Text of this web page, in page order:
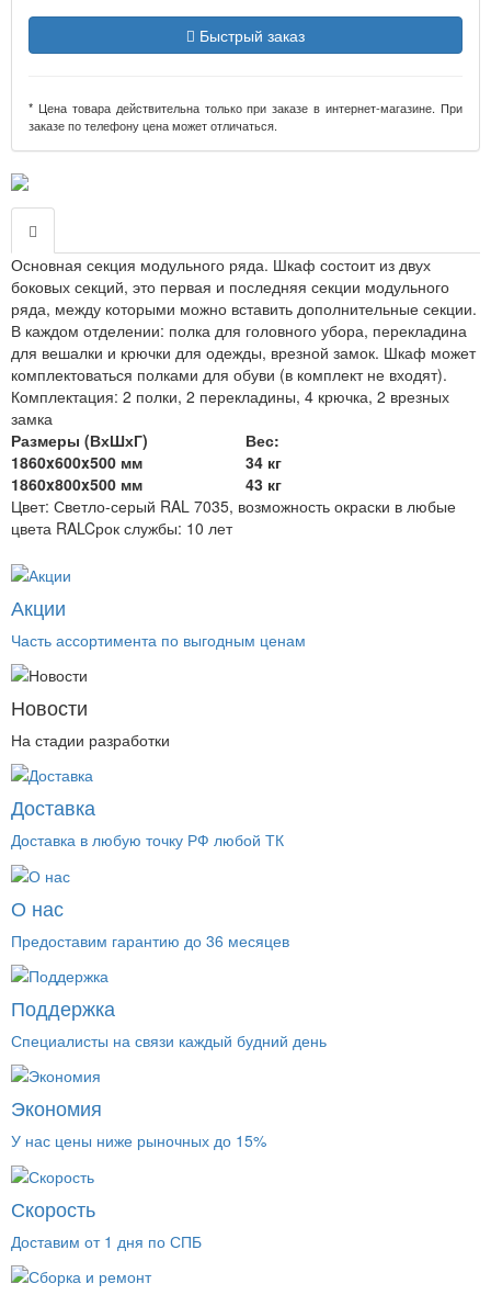
Быстрый заказ
* Цена товара действительна только при заказе в интернет-магазине. При
заказе по телефону цена может отличаться.
Основная секция модульного ряда. Шкаф состоит из двух
боковых секций, это первая и последняя секции модульного
ряда, между которыми можно вставить дополнительные секции.
В каждом отделении: полка для головного убора, перекладина
для вешалки и крючки для одежды, врезной замок. Шкаф может
комплектоваться полками для обуви (в комплект не входят).
Комплектация: 2 полки, 2 перекладины, 4 крючка, 2 врезных
замка
Размеры (ВхШхГ)
Вес:
1860x600x500 мм
34 кг
1860x800x500 мм
43 кг
Цвет: Светло-серый RAL 7035, возможность окраски в любые
цвета RALCрок службы: 10 лет
Акции
Часть ассортимента по выгодным ценам
Новости
На стадии разработки
Доставка
Доставка в любую точку РФ любой ТК
О нас
Предоставим гарантию до 36 месяцев
Поддержка
Специалисты на связи каждый будний день
Экономия
У нас цены ниже рыночных до 15%
Скорость
Доставим от 1 дня по СПБ